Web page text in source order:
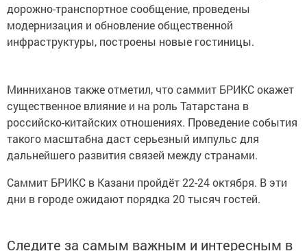
дорожно-транспортное сообщение, проведены
модернизация и обновление общественной
инфраструктуры, построены новые гостиницы.
Минниханов также отметил, что саммит БРИКС окажет
существенное влияние и на роль Татарстана в
российско-китайских отношениях. Проведение события
такого масштабна даст серьезный импульс для
дальнейшего развития связей между странами.
Саммит БРИКС в Казани пройдёт 22-24 октября. В эти
дни в городе ожидают порядка 20 тысяч гостей.
Следите за самым важным и интересным в